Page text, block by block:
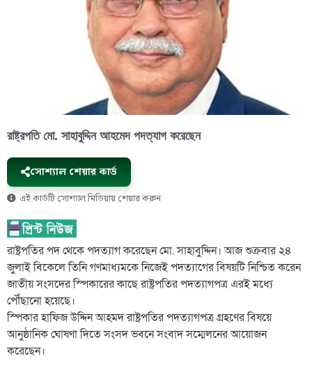
রাষ্ট্রপতি মো. সাহাবুদ্দিন আহমেদ পদত্যাগ করেছেন
সোশ্যাল শেয়ার কার্ড
এই কার্ডটি সোশ্যাল মিডিয়ায় শেয়ার করুন
রাষ্ট্রপতির পদ থেকে পদত্যাগ করেছেন মো. সাহাবুদ্দিন। আজ শুক্রবার ২৪
জুলাই বিকেলে তিনি গণমাধ্যমকে নিজেই পদত্যাগের বিষয়টি নিশ্চিত করেন
জাতীয় সংসদের স্পিকারের কাছে রাষ্ট্রপতির পদত্যাগপত্র এরই মধ্যে
পৌঁছানো হয়েছে।
স্পিকার হাফিজ উদ্দিন আহমদ রাষ্ট্রপতির পদত্যাগপত্র গ্রহণের বিষয়ে
আনুষ্ঠানিক ঘোষণা দিতে সংসদ ভবনে সংবাদ সম্মেলনের আয়োজন
করেছেন।